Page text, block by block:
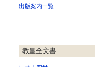
出版案内一覧
教皇全文書